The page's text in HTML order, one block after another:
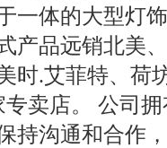
一体的大型灯
产品远销北美
时.艾菲特、荷
卖店。 公司
持沟通和合作